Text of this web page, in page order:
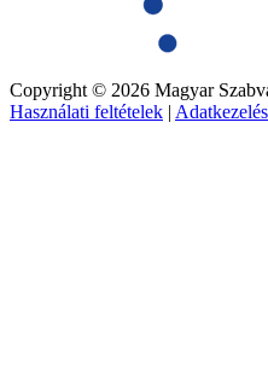
Copyright © 2026 Magyar
Használati feltételek |